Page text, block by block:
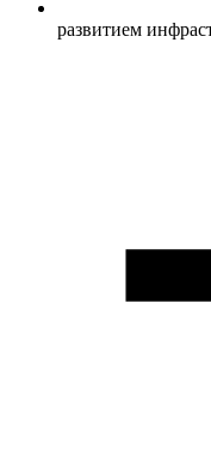
развитием